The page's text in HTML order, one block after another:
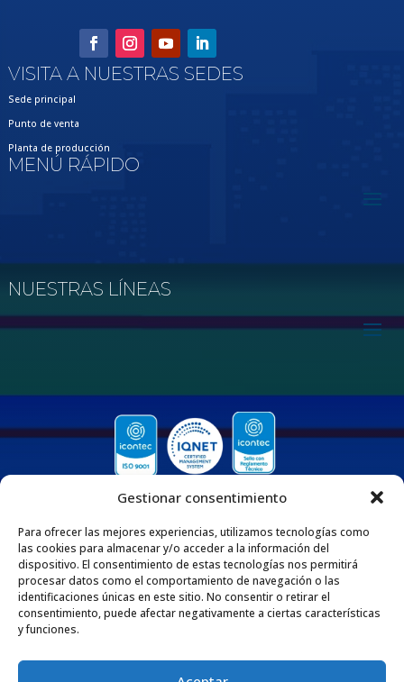
Gestionar consentimiento
Para ofrecer las mejores experiencias, utilizamos tecnologías como
las cookies para almacenar y/o acceder a la información del
dispositivo. El consentimiento de estas tecnologías nos permitirá
procesar datos como el comportamiento de navegación o las
identificaciones únicas en este sitio. No consentir o retirar el
consentimiento, puede afectar negativamente a ciertas características
y funciones.
VISITA A NUESTRAS SEDES
Sede principal
Punto de venta
Planta de producción
MENÚ RÁPIDO
NUESTRAS LÍNEAS
QUIENES SOMOS
Nos enorgullece ser una empresa 100% Colombiana que desde 1975 se dedica
a fabricar y comercializar tuberías y accesorios de polipropileno, adaptados
extensa trayectoria respalda nuestro compromiso con la excelencia y la
satisfacción de nuestros clientes por medio de nuestros productos y servicios.